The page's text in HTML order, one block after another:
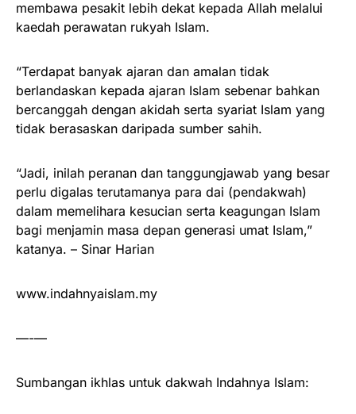
membawa pesakit lebih dekat kepada Allah melalui
kaedah perawatan rukyah Islam.
“Terdapat banyak ajaran dan amalan tidak
berlandaskan kepada ajaran Islam sebenar bahkan
bercanggah dengan akidah serta syariat Islam yang
tidak berasaskan daripada sumber sahih.
“Jadi, inilah peranan dan tanggungjawab yang besar
perlu digalas terutamanya para dai (pendakwah)
dalam memelihara kesucian serta keagungan Islam
bagi menjamin masa depan generasi umat Islam,”
katanya. – Sinar Harian
www.indahnyaislam.my
—-—
Sumbangan ikhlas untuk dakwah Indahnya Islam: